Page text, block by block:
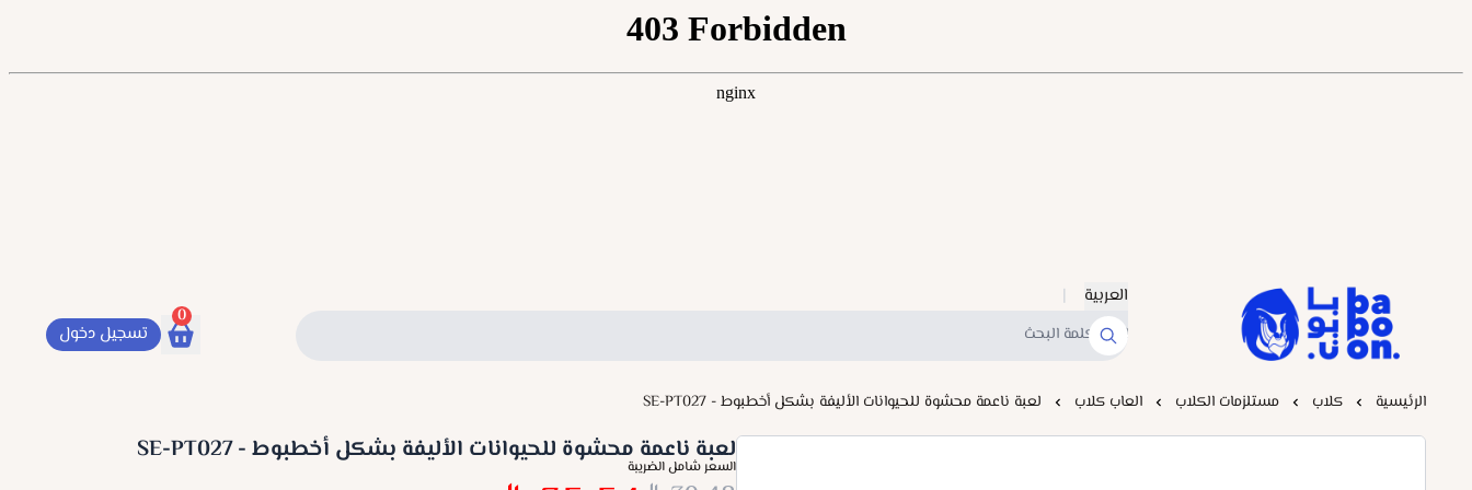
Baboonstore
العربية |
0
تسجيل دخول
الرئيسية كلاب مستلزمات الكلاب العاب كلاب لعبة ناعمة محشوة للحيوانات الأليفة بشكل أخطبوط - SE-PT027
لعبة ناعمة محشوة للحيوانات الأليفة بشكل أخطبوط - SE-PT027
السعر شامل الضريبة